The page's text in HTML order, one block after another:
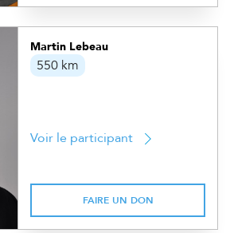
Martin Lebeau
550 km
Voir le participant
FAIRE UN DON